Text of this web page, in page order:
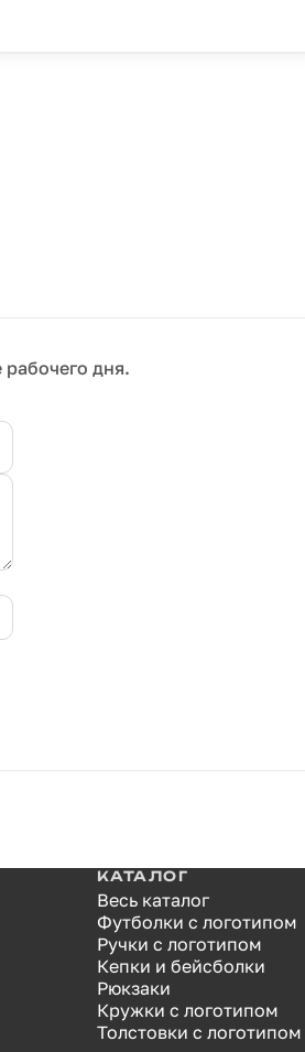
дня.
КАТАЛОГ
Весь каталог
Футболки с логотипом
Ручки с логотипом
Кепки и бейсболки
Рюкзаки
Кружки с логотипом
Толстовки с логотипом